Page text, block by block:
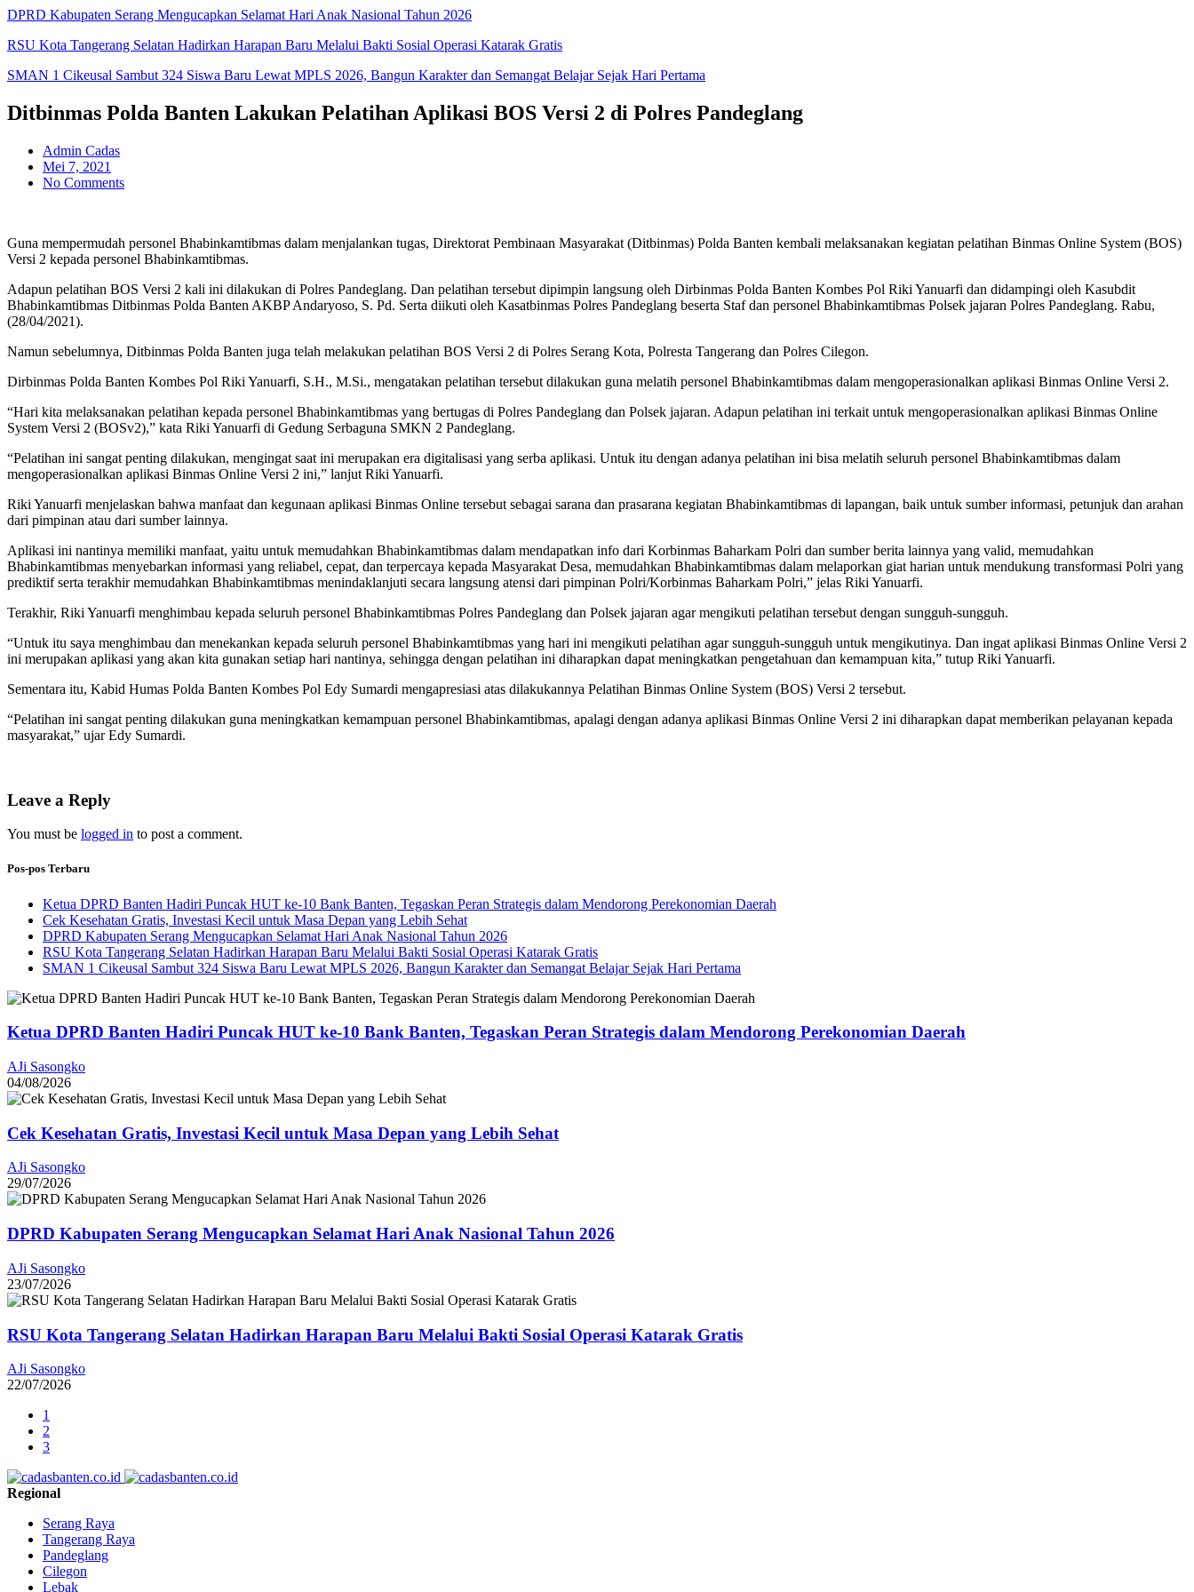
DPRD Kabupaten Serang Mengucapkan Selamat Hari Anak Nasional Tahun 2026
RSU Kota Tangerang Selatan Hadirkan Harapan Baru Melalui Bakti Sosial Operasi Katarak Gratis
SMAN 1 Cikeusal Sambut 324 Siswa Baru Lewat MPLS 2026, Bangun Karakter dan Semangat Belajar Sejak Hari Pertama
Ditbinmas Polda Banten Lakukan Pelatihan Aplikasi BOS Versi 2 di Polres Pandeglang
Admin Cadas
Mei 7, 2021
No Comments
Guna mempermudah personel Bhabinkamtibmas dalam menjalankan tugas, Direktorat Pembinaan Masyarakat (Ditbinmas) Polda Banten kembali melaksanakan kegiatan pelatihan Binmas Online System (BOS)
Versi 2 kepada personel Bhabinkamtibmas.
Adapun pelatihan BOS Versi 2 kali ini dilakukan di Polres Pandeglang. Dan pelatihan tersebut dipimpin langsung oleh Dirbinmas Polda Banten Kombes Pol Riki Yanuarfi dan didampingi oleh Kasubdit
Bhabinkamtibmas Ditbinmas Polda Banten AKBP Andaryoso, S. Pd. Serta diikuti oleh Kasatbinmas Polres Pandeglang beserta Staf dan personel Bhabinkamtibmas Polsek jajaran Polres Pandeglang. Rabu,
(28/04/2021).
Namun sebelumnya, Ditbinmas Polda Banten juga telah melakukan pelatihan BOS Versi 2 di Polres Serang Kota, Polresta Tangerang dan Polres Cilegon.
Dirbinmas Polda Banten Kombes Pol Riki Yanuarfi, S.H., M.Si., mengatakan pelatihan tersebut dilakukan guna melatih personel Bhabinkamtibmas dalam mengoperasionalkan aplikasi Binmas Online Versi 2.
“Hari kita melaksanakan pelatihan kepada personel Bhabinkamtibmas yang bertugas di Polres Pandeglang dan Polsek jajaran. Adapun pelatihan ini terkait untuk mengoperasionalkan aplikasi Binmas Online
System Versi 2 (BOSv2),” kata Riki Yanuarfi di Gedung Serbaguna SMKN 2 Pandeglang.
“Pelatihan ini sangat penting dilakukan, mengingat saat ini merupakan era digitalisasi yang serba aplikasi. Untuk itu dengan adanya pelatihan ini bisa melatih seluruh personel Bhabinkamtibmas dalam
mengoperasionalkan aplikasi Binmas Online Versi 2 ini,” lanjut Riki Yanuarfi.
Riki Yanuarfi menjelaskan bahwa manfaat dan kegunaan aplikasi Binmas Online tersebut sebagai sarana dan prasarana kegiatan Bhabinkamtibmas di lapangan, baik untuk sumber informasi, petunjuk dan arahan
dari pimpinan atau dari sumber lainnya.
Aplikasi ini nantinya memiliki manfaat, yaitu untuk memudahkan Bhabinkamtibmas dalam mendapatkan info dari Korbinmas Baharkam Polri dan sumber berita lainnya yang valid, memudahkan
Bhabinkamtibmas menyebarkan informasi yang reliabel, cepat, dan terpercaya kepada Masyarakat Desa, memudahkan Bhabinkamtibmas dalam melaporkan giat harian untuk mendukung transformasi Polri yang
prediktif serta terakhir memudahkan Bhabinkamtibmas menindaklanjuti secara langsung atensi dari pimpinan Polri/Korbinmas Baharkam Polri,” jelas Riki Yanuarfi.
Terakhir, Riki Yanuarfi menghimbau kepada seluruh personel Bhabinkamtibmas Polres Pandeglang dan Polsek jajaran agar mengikuti pelatihan tersebut dengan sungguh-sungguh.
“Untuk itu saya menghimbau dan menekankan kepada seluruh personel Bhabinkamtibmas yang hari ini mengikuti pelatihan agar sungguh-sungguh untuk mengikutinya. Dan ingat aplikasi Binmas Online Versi 2
ini merupakan aplikasi yang akan kita gunakan setiap hari nantinya, sehingga dengan pelatihan ini diharapkan dapat meningkatkan pengetahuan dan kemampuan kita,” tutup Riki Yanuarfi.
Sementara itu, Kabid Humas Polda Banten Kombes Pol Edy Sumardi mengapresiasi atas dilakukannya Pelatihan Binmas Online System (BOS) Versi 2 tersebut.
“Pelatihan ini sangat penting dilakukan guna meningkatkan kemampuan personel Bhabinkamtibmas, apalagi dengan adanya aplikasi Binmas Online Versi 2 ini diharapkan dapat memberikan pelayanan kepada
masyarakat,” ujar Edy Sumardi.
Leave a Reply
You must be logged in to post a comment.
Pos-pos Terbaru
Ketua DPRD Banten Hadiri Puncak HUT ke-10 Bank Banten, Tegaskan Peran Strategis dalam Mendorong Perekonomian Daerah
Cek Kesehatan Gratis, Investasi Kecil untuk Masa Depan yang Lebih Sehat
DPRD Kabupaten Serang Mengucapkan Selamat Hari Anak Nasional Tahun 2026
RSU Kota Tangerang Selatan Hadirkan Harapan Baru Melalui Bakti Sosial Operasi Katarak Gratis
SMAN 1 Cikeusal Sambut 324 Siswa Baru Lewat MPLS 2026, Bangun Karakter dan Semangat Belajar Sejak Hari Pertama
Ketua DPRD Banten Hadiri Puncak HUT ke-10 Bank Banten, Tegaskan Peran Strategis dalam Mendorong Perekonomian Daerah
AJi Sasongko
04/08/2026
Cek Kesehatan Gratis, Investasi Kecil untuk Masa Depan yang Lebih Sehat
AJi Sasongko
29/07/2026
DPRD Kabupaten Serang Mengucapkan Selamat Hari Anak Nasional Tahun 2026
AJi Sasongko
23/07/2026
RSU Kota Tangerang Selatan Hadirkan Harapan Baru Melalui Bakti Sosial Operasi Katarak Gratis
AJi Sasongko
22/07/2026
1
2
3
Regional
Serang Raya
Tangerang Raya
Pandeglang
Cilegon
Lebak